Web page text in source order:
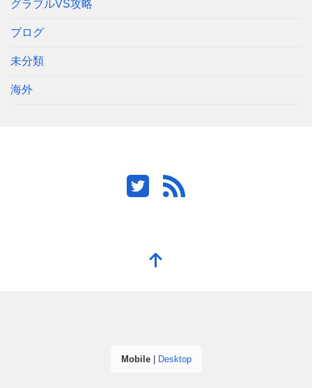
グラブルVS攻略
ブログ
未分類
海外
Mobile| Desktop